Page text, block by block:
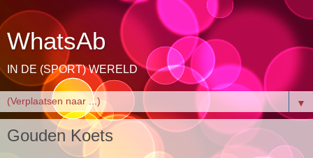
WhatsAb
IN DE (SPORT) WERELD
▼
Gouden Koets